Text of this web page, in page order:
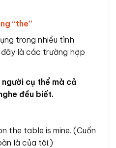
“the”
trong nhiều tình
đây là các trường hợp
cụ thể mà cả
đều biết.
the table is mine. (Cuốn
là của tôi.)